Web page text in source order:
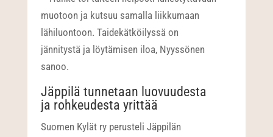
muotoon ja kutsuu samalla liikkumaan
lähiluontoon. Taidekätköilyssä on
jännitystä ja löytämisen iloa, Nyyssönen
sanoo.
Jäppilä tunnetaan luovuudesta
ja rohkeudesta yrittää
Suomen Kylät ry perusteli Jäppilän